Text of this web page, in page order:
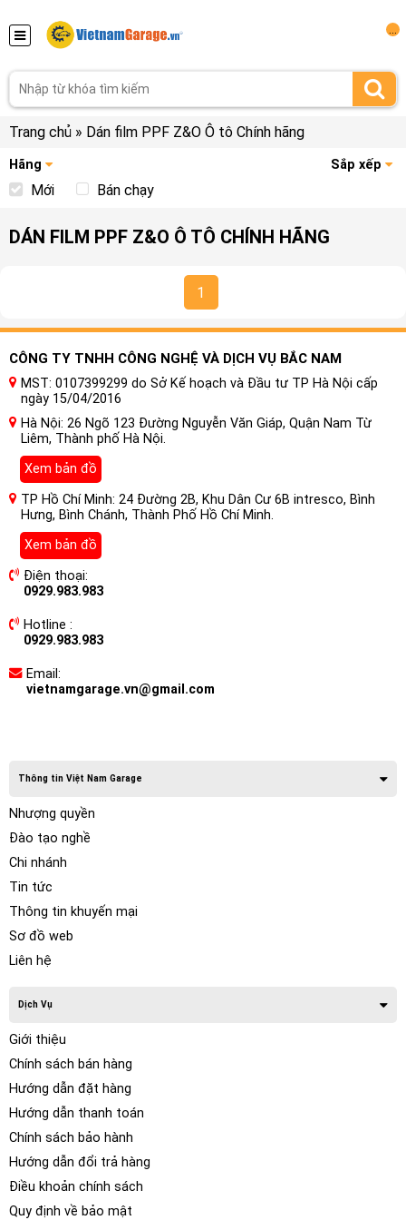
Trang chủ » Dán film PPF Z&O Ô tô Chính hãng
Hãng Sắp xếp
Mới Bán chạy
DÁN FILM PPF Z&O Ô TÔ CHÍNH HÃNG
1
CÔNG TY TNHH CÔNG NGHỆ VÀ DỊCH VỤ BẮC NAM
MST: 0107399299 do Sở Kế hoạch và Đầu tư TP Hà Nội cấp
ngày 15/04/2016
Hà Nội: 26 Ngõ 123 Đường Nguyễn Văn Giáp, Quận Nam Từ
Liêm, Thành phố Hà Nội.
Xem bản đồ
TP Hồ Chí Minh: 24 Đường 2B, Khu Dân Cư 6B intresco, Bình
Hưng, Bình Chánh, Thành Phố Hồ Chí Minh.
Xem bản đồ
Điện thoại:
0929.983.983
Hotline :
0929.983.983
Email:
vietnamgarage.vn@gmail.com
Thông tin Việt Nam Garage
Nhượng quyền
Đào tạo nghề
Chi nhánh
Tin tức
Thông tin khuyến mại
Sơ đồ web
Liên hệ
Dịch Vụ
Giới thiệu
Chính sách bán hàng
Hướng dẫn đặt hàng
Hướng dẫn thanh toán
Chính sách bảo hành
Hướng dẫn đổi trả hàng
Điều khoản chính sách
Quy định về bảo mật